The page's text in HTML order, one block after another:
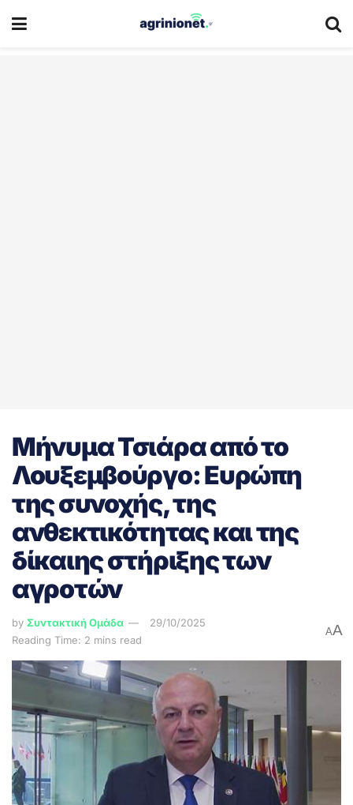
Μήνυμα Τσιάρα από το
Λουξεμβούργο: Ευρώπη
της συνοχής, της
ανθεκτικότητας και της
δίκαιης στήριξης των
αγροτών
by Συντακτική Ομάδα
29/10/2025
Reading Time: 2 mins read
AA